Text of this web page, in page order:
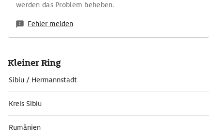
werden das Problem beheben.
Fehler melden
Kleiner Ring
Sibiu / Hermannstadt
Kreis Sibiu
Rumänien